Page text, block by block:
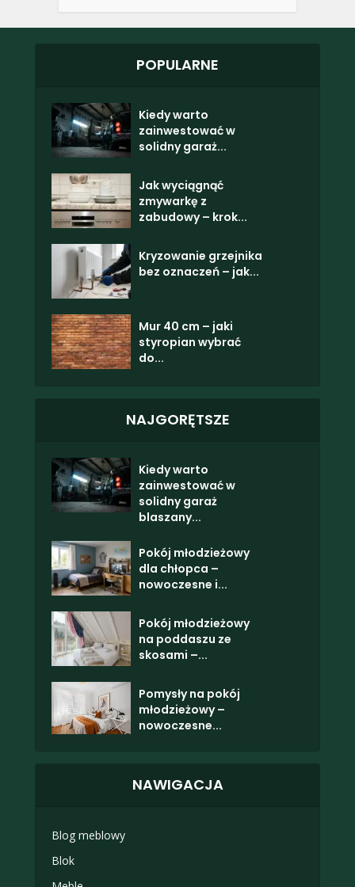
POPULARNE
Kiedy warto
zainwestować w
solidny garaż...
Jak wyciągnąć
zmywarkę z
zabudowy – krok...
Kryzowanie grzejnika
bez oznaczeń – jak...
Mur 40 cm – jaki
styropian wybrać
do...
NAJGORĘTSZE
Kiedy warto
zainwestować w
solidny garaż
blaszany...
Pokój młodzieżowy
dla chłopca –
nowoczesne i...
Pokój młodzieżowy
na poddaszu ze
skosami –...
Pomysły na pokój
młodzieżowy –
nowoczesne...
NAWIGACJA
Blog meblowy
Blok